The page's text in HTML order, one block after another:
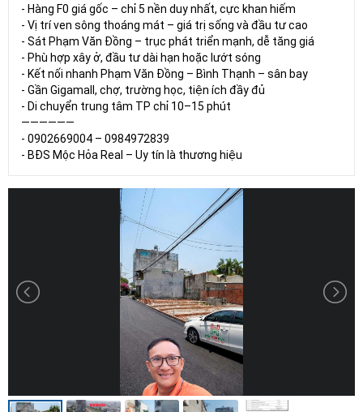
- Hàng F0 giá gốc – chỉ 5 nền duy nhất, cực khan hiếm
- Vị trí ven sông thoáng mát – giá trị sống và đầu tư cao
- Sát Phạm Văn Đồng – trục phát triển mạnh, dễ tăng giá
- Phù hợp xây ở, đầu tư dài hạn hoặc lướt sóng
- Kết nối nhanh Phạm Văn Đồng – Bình Thạnh – sân bay
- Gần Gigamall, chợ, trường học, tiện ích đầy đủ
- Di chuyển trung tâm TP chỉ 10–15 phút
——————
- 0902669004 – 0984972839
- BĐS Mộc Hỏa Real – Uy tín là thương hiệu